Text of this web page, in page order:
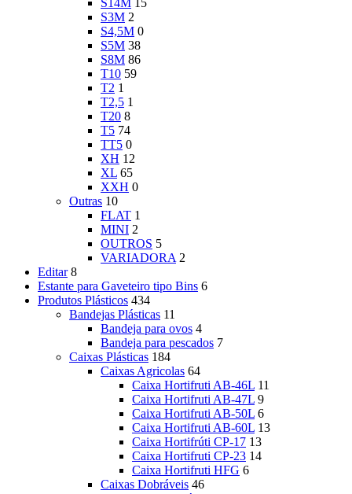
S14M 15
S3M 2
S4,5M 0
S5M 38
S8M 86
T10 59
T2 1
T2,5 1
T20 8
T5 74
TT5 0
XH 12
XL 65
XXH 0
Outras 10
FLAT 1
MINI 2
OUTROS 5
VARIADORA 2
Editar 8
Estante para Gaveteiro tipo Bins 6
Produtos Plásticos 434
Bandejas Plásticas 11
Bandeja para ovos 4
Bandeja para pescados 7
Caixas Plásticas 184
Caixas Agricolas 64
Caixa Hortifruti AB-46L 11
Caixa Hortifruti AB-47L 9
Caixa Hortifruti AB-50L 6
Caixa Hortifruti AB-60L 13
Caixa Hortifrúti CP-17 13
Caixa Hortifruti CP-23 14
Caixa Hortifruti HFG 6
Caixas Dobráveis 46